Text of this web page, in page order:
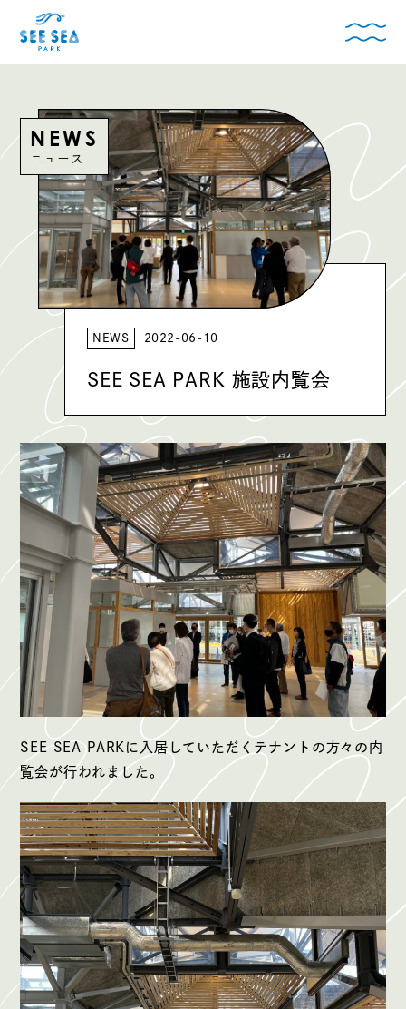
NEWS
ニュース
NEWS 2022-06-10
SEE SEA PARK 施設内覧会
SEE SEA PARKに入居していただくテナントの方々の内
覧会が行われました。